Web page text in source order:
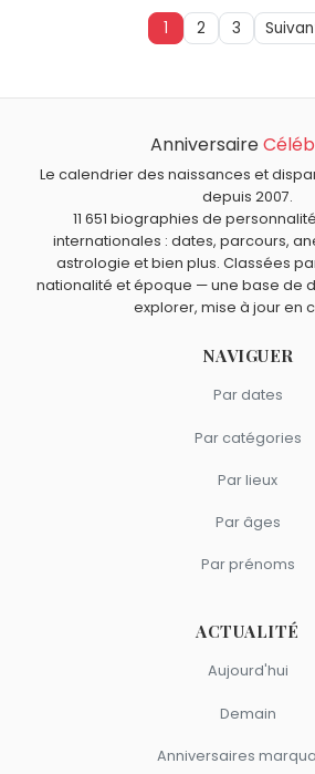
1 2 3
Anniversaire
Le calendrier des naissances et
depuis 2007.
11 651 biographies de
internationales : dates, parcours,
astrologie et bien plus. Classées
nationalité et époque — une base de
explorer, mise à jour en
NAVIGUER
Par dates
Par catégories
Par lieux
Par âges
Par prénoms
ACTUALITÉ
Aujourd'hui
Demain
Anniversaires